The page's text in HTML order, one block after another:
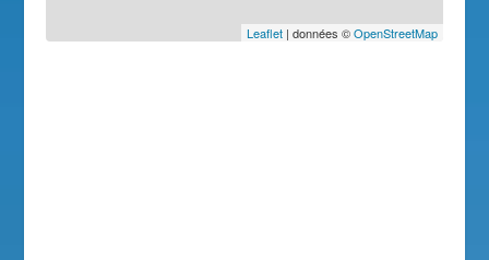
Leaflet| données ©OpenStreetMap